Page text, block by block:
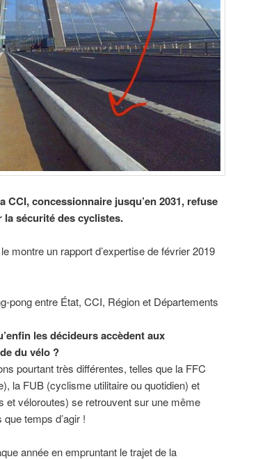
concessionnaire jusqu’en 2031, refuse
la sécurité des cyclistes.
montre un rapport d’expertise de février 2019
pong entre État, CCI, Région et Départements
les décideurs accèdent aux
du vélo ?
pourtant très différentes, telles que la FFC
la FUB (cyclisme utilitaire ou quotidien) et
et véloroutes) se retrouvent sur une même
temps d’agir !
année en empruntant le trajet de la